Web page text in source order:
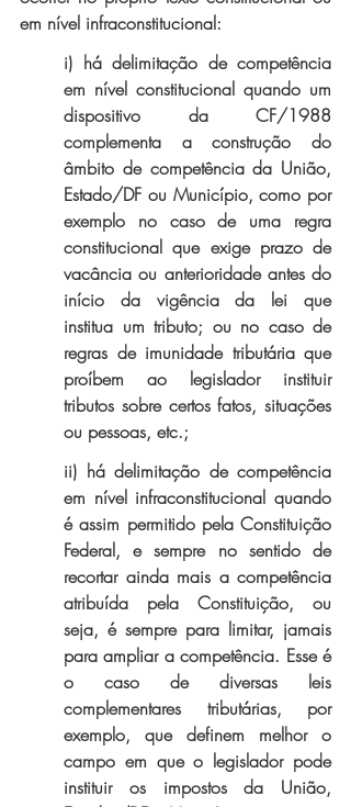
em nível infraconstitucional:
i) há delimitação de competência
em nível constitucional quando um
dispositivo da CF/1988
complementa a construção do
âmbito de competência da União,
Estado/DF ou Município, como por
exemplo no caso de uma regra
constitucional que exige prazo de
vacância ou anterioridade antes do
início da vigência da lei que
institua um tributo; ou no caso de
regras de imunidade tributária que
proíbem ao legislador instituir
tributos sobre certos fatos, situações
ou pessoas, etc.;
ii) há delimitação de competência
em nível infraconstitucional quando
é assim permitido pela Constituição
Federal, e sempre no sentido de
recortar ainda mais a competência
atribuída pela Constituição, ou
seja, é sempre para limitar, jamais
para ampliar a competência. Esse é
o caso de diversas leis
complementares tributárias, por
exemplo, que definem melhor o
campo em que o legislador pode
instituir os impostos da União,